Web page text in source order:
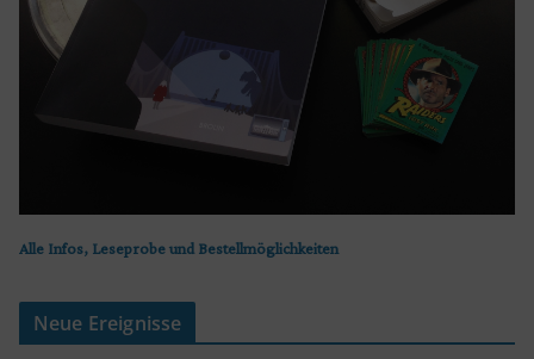
Alle Infos, Leseprobe und Bestellmöglichkeiten
Neue Ereignisse